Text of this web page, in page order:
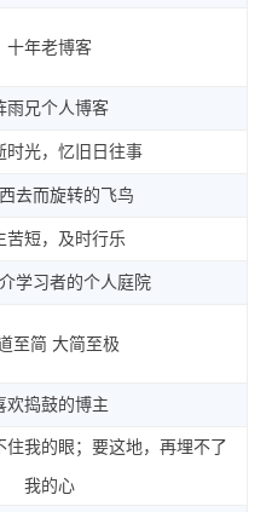
十年老博客
雨兄个人博客
时光，忆旧日往事
去而旋转的飞鸟
苦短，及时行乐
学习者的个人庭院
至简 大简至极
欢捣鼓的博主
住我的眼；要这地，再埋不了
我的心